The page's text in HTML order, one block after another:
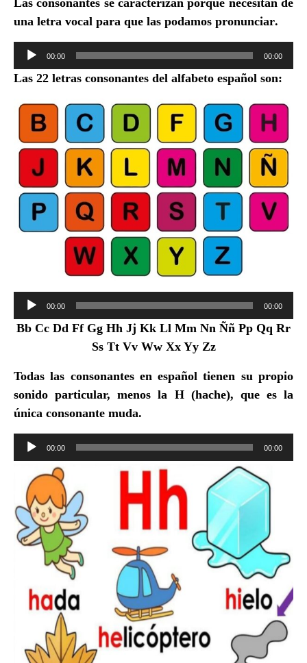
Las consonantes se caracterizan porque necesitan de
una letra vocal para que las podamos pronunciar.
Reproductor
audio
00:00 00:00
Las 22 letras consonantes del alfabeto español son:
Reproductor
audio
00:00 00:00
Bb Cc Dd Ff Gg Hh Jj Kk Ll Mm Nn Ññ Pp Qq Rr
Ss Tt Vv Ww Xx Yy Zz
Todas las consonantes en español tienen su propio
sonido particular, menos la H(hache), que es la
única consonante muda.
Reproductor
00:00 00:00